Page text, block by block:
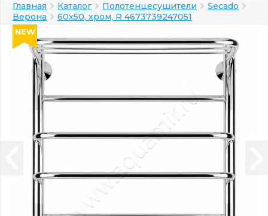
Главная Каталог Полотенцесушители
Secado
Верона
60x50, хром, R 4673739247051
NEW